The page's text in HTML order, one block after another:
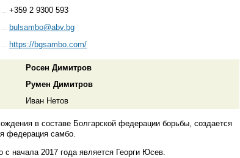
+359 2 9300 593
bulsambo@abv.bg
https://bgsambo.com/
Росен Димитров
Румен Димитров
Иван Нетов
в составе Болгарской федерации борьбы, создается
федерация самбо.
начала 2017 года является Георги Юсев.